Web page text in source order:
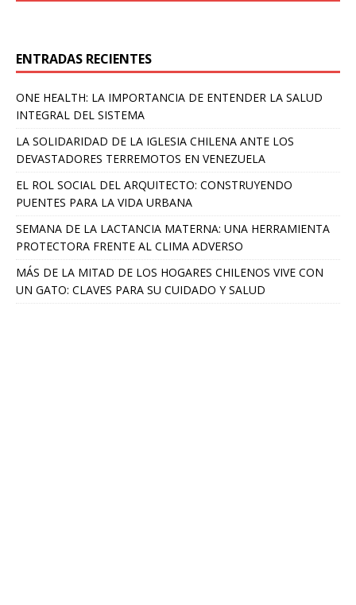
ENTRADAS RECIENTES
ONE HEALTH: LA IMPORTANCIA DE ENTENDER LA SALUD
INTEGRAL DEL SISTEMA
LA SOLIDARIDAD DE LA IGLESIA CHILENA ANTE LOS
DEVASTADORES TERREMOTOS EN VENEZUELA
EL ROL SOCIAL DEL ARQUITECTO: CONSTRUYENDO
PUENTES PARA LA VIDA URBANA
SEMANA DE LA LACTANCIA MATERNA: UNA HERRAMIENTA
PROTECTORA FRENTE AL CLIMA ADVERSO
MÁS DE LA MITAD DE LOS HOGARES CHILENOS VIVE CON
UN GATO: CLAVES PARA SU CUIDADO Y SALUD